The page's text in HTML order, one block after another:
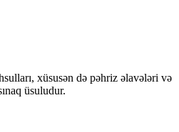
xüsusən də pəhriz əlavələri və
üsuludur.